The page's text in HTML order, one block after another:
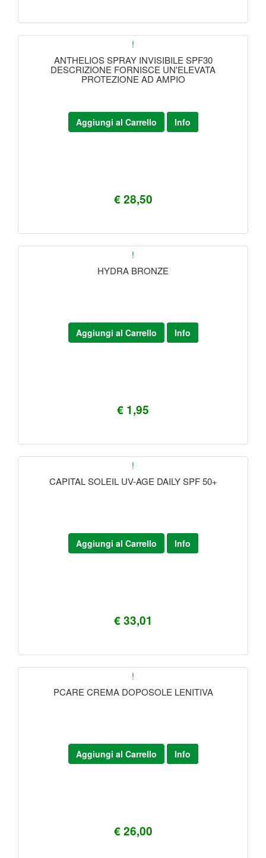
!
ANTHELIOS SPRAY INVISIBILE SPF30
DESCRIZIONE FORNISCE UN'ELEVATA
PROTEZIONE AD AMPIO
€ 28,50
Aggiungi al Carrello Info
!
HYDRA BRONZE
€ 1,95
Aggiungi al Carrello Info
!
CAPITAL SOLEIL UV-AGE DAILY SPF 50+
€ 33,01
Aggiungi al Carrello Info
!
PCARE CREMA DOPOSOLE LENITIVA
€ 26,00
Aggiungi al Carrello Info